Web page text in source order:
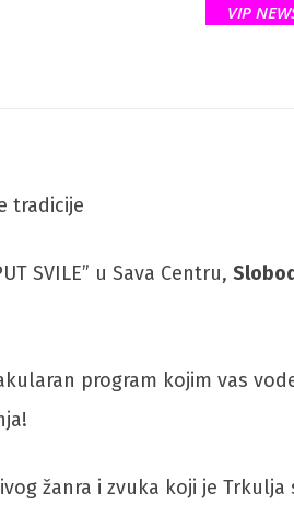
VIP
tradicije
SVILE” u Sava Centru,
program kojim vas
žanra i zvuka koji je